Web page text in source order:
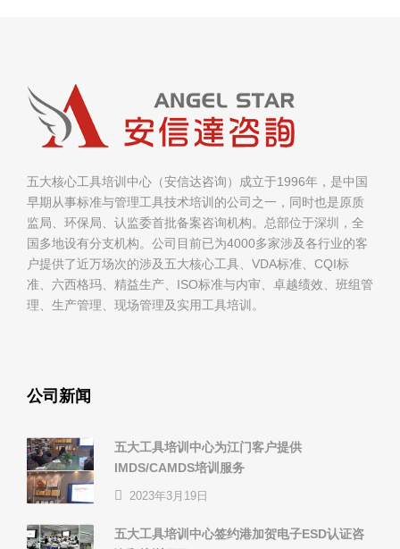
五大核心工具培训中心（安信达咨询）成立于1996年，是中国
早期从事标准与管理工具技术培训的公司之一，同时也是原质
监局、环保局、认监委首批备案咨询机构。总部位于深圳，全
国多地设有分支机构。公司目前已为4000多家涉及各行业的客
户提供了近万场次的涉及五大核心工具、VDA标准、CQI标
准、六西格玛、精益生产、ISO标准与内审、卓越绩效、班组管
理、生产管理、现场管理及实用工具培训。
公司新闻
五大工具培训中心为江门客户提供
IMDS/CAMDS培训服务
2023年3月19日
五大工具培训中心签约港加贺电子ESD认证咨